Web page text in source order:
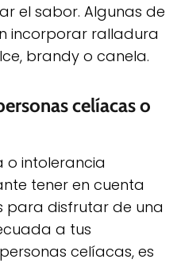
el sabor. Algunas de
incorporar ralladura
brandy o canela.
celíacas o
o intolerancia
tener en cuenta
disfrutar de una
a tus
celíacas, es